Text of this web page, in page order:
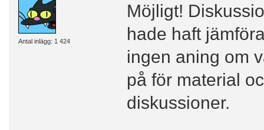
Antal inlägg: 1 424
Möjligt!
hade haft
ingen aning om
på för material
diskussioner.